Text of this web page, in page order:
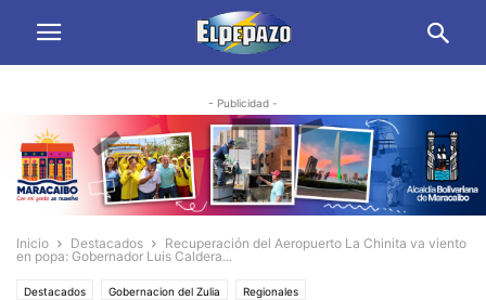
- Publicidad -
Inicio Destacados
Recuperación del Aeropuerto La Chinita va viento
en popa: Gobernador Luis Caldera...
Destacados Gobernacion del Zulia Regionales